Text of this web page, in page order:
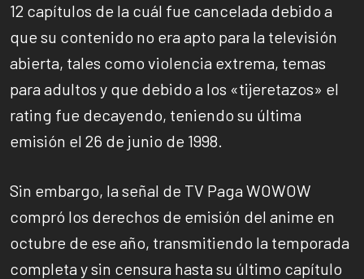
12 capítulos de la cuál fue cancelada debido a
que su contenido no era apto para la televisión
abierta, tales como violencia extrema, temas
para adultos y que debido a los «tijeretazos» el
rating fue decayendo, teniendo su última
emisión el 26 de junio de 1998.
Sin embargo, la señal de TV Paga WOWOW
compró los derechos de emisión del anime en
octubre de ese año, transmitiendo la temporada
completa y sin censura hasta su último capítulo